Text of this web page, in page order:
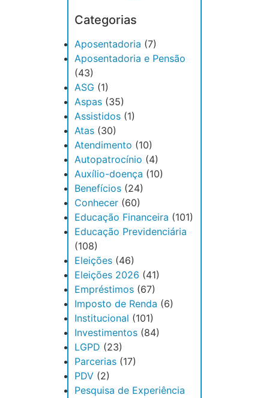
Categorias
Aposentadoria (7)
Aposentadoria e Pensão
(43)
ASG (1)
Aspas (35)
Assistidos (1)
Atas (30)
Atendimento (10)
Autopatrocínio (4)
Auxílio-doença (10)
Benefícios (24)
Conhecer (60)
Educação Financeira (101)
Educação Previdenciária
(108)
Eleições (46)
Eleições 2026 (41)
Empréstimos (67)
Imposto de Renda (6)
Institucional (101)
Investimentos (84)
LGPD (23)
Parcerias (17)
PDV (2)
Pesquisa de Experiência